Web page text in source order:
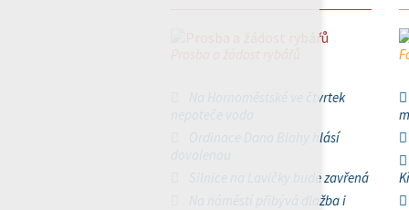
Na Hornoměstské ve čtvrtek
Ordinace Dana Blahy hlásí
Silnice na Lavičky bude zavřená
Na náměstí přibývá dlažba i